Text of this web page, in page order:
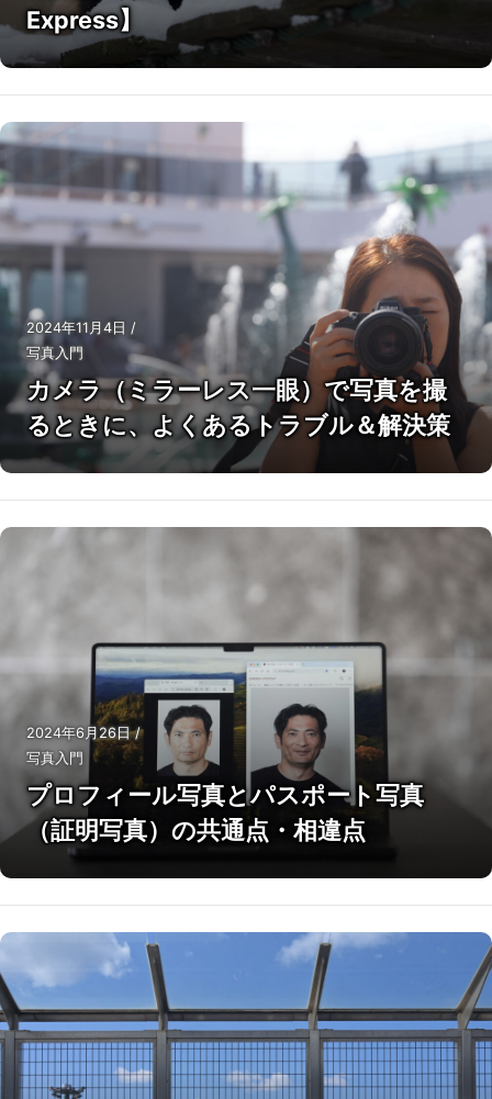
Express】
2024年11月4日 /
写真入門
カメラ（ミラーレス一眼）で写真を撮
るときに、よくあるトラブル＆解決策
2024年6月26日/
写真入門
プロフィール写真とパスポート写真
（証明写真）の共通点・相違点